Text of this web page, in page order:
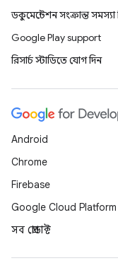
ডকুমেন্টেশন সংক্রান্ত
Google Play support
রিসার্চ স্টাডিতে যোগ দিন
Android
Chrome
Firebase
Google Cloud Platform
সব প্রোডাক্ট